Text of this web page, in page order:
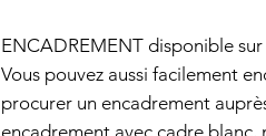
ENCADREMENT disponible
Vous pouvez aussi facilement
procurer un encadrement
encadrement avec cadre blanc,